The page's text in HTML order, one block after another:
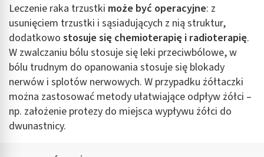
Leczenie raka trzustki może być operacyjne: z
usunięciem trzustki i sąsiadujących z nią struktur,
dodatkowo stosuje się chemioterapię i radioterapię.
W zwalczaniu bólu stosuje się leki przeciwbólowe, w
bólu trudnym do opanowania stosuje się blokady
nerwów i splotów nerwowych. W przypadku żółtaczki
można zastosować metody ułatwiające odpływ żółci –
np. założenie protezy do miejsca wypływu żółci do
dwunastnicy.